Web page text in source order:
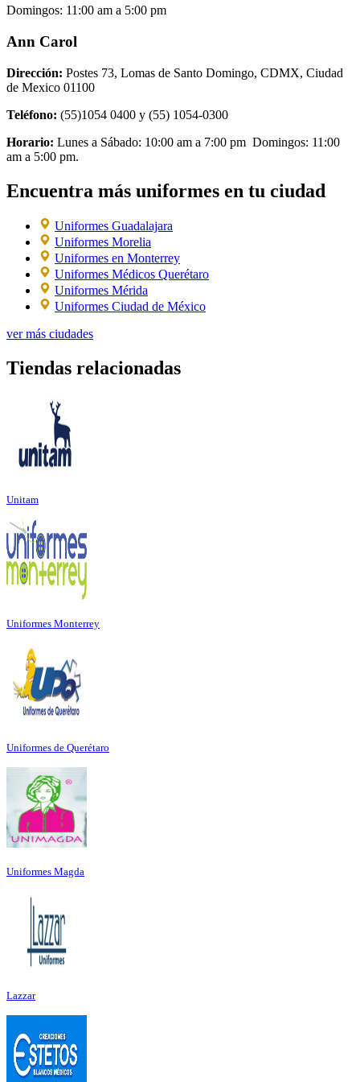
Domingos: 11:00 am a 5:00 pm
Ann Carol
Dirección: Postes 73, Lomas de Santo Domingo, CDMX, Ciudad
de Mexico 01100
Teléfono: (55)1054 0400 y (55) 1054-0300
Horario: Lunes a Sábado: 10:00 am a 7:00 pm Domingos: 11:00
am a 5:00 pm.
Encuentra más uniformes en tu ciudad
Uniformes Guadalajara
Uniformes Morelia
Uniformes en Monterrey
Uniformes Médicos Querétaro
Uniformes Mérida
Uniformes Ciudad de México
ver más ciudades
Tiendas relacionadas
Unitam
Uniformes Monterrey
Uniformes de Querétaro
Uniformes Magda
Lazzar